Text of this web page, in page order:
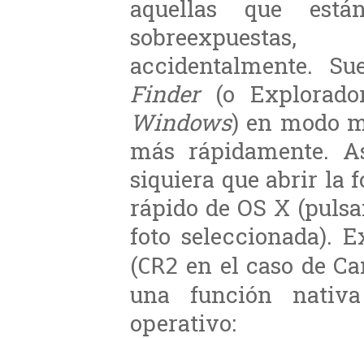
aquellas que
accidentalmente.
Finder(o
Windows) en modo
más rápidamente.
siquiera que abrir la
rápido de OS X
foto seleccionada).
(CR2 en el caso de
una función
operativo: